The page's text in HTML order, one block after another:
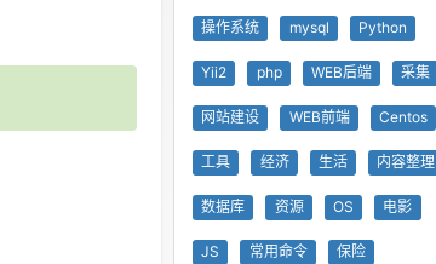
操作系统 mysql Python
Yii2 php WEB后端 采集
网站建设 WEB前端 Centos
工具 经济 生活 内容整理
数据库 资源 OS 电影
JS 常用命令 保险